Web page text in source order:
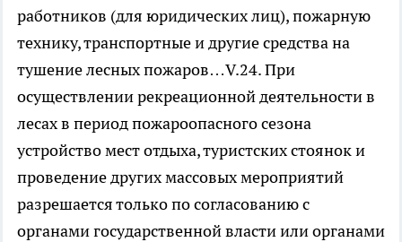
работников (для юридических лиц), пожарную
технику, транспортные и другие средства на
тушение лесных пожаров…V.24. При
осуществлении рекреационной деятельности в
лесах в период пожароопасного сезона
устройство мест отдыха, туристских стоянок и
проведение других массовых мероприятий
разрешается только по согласованию с
органами государственной власти или органами